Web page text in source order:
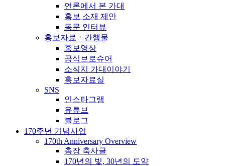
언론에서 본 가대
홍보 소재 제안
동문 인터뷰
홍보자료ㆍ간행물
홍보영상
공식브로슈어
소식지 가대이야기
홍보자료실
SNS
인스타그램
유튜브
블로그
170주년 기념사업
170th Anniversary Overview
총장 축사글
170년의 빛, 30년의 도약